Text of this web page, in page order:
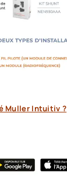
Muller Intuitiv ?